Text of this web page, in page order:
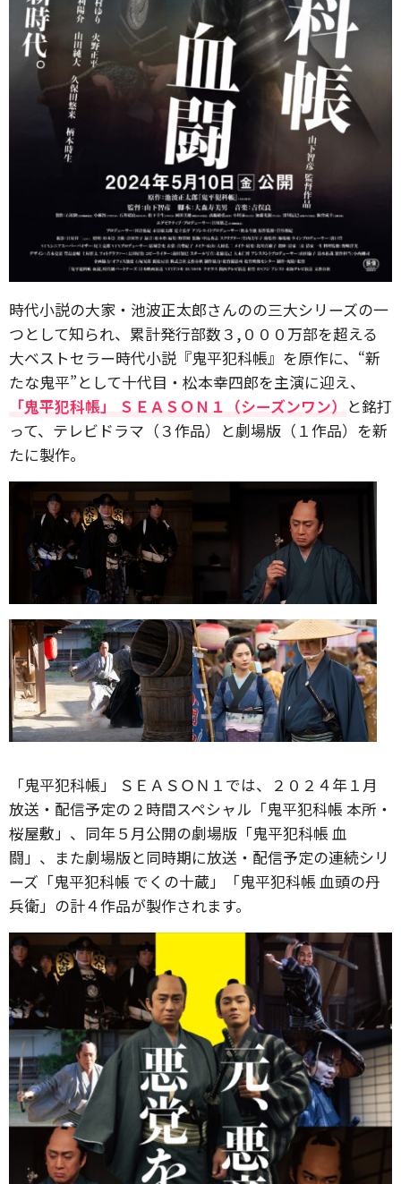
時代小説の大家・池波正太郎さんのの三大シリーズの一
つとして知られ、累計発行部数３,０００万部を超える
大ベストセラー時代小説『鬼平犯科帳』を原作に、“新
たな鬼平”として十代目・松本幸四郎を主演に迎え、
「鬼平犯科帳」 ＳＥＡＳＯＮ１（シーズンワン） と銘打
って、テレビドラマ（３作品）と劇場版（１作品）を新
たに製作。
「鬼平犯科帳」 ＳＥＡＳＯＮ１では、２０２４年１月
放送・配信予定の２時間スペシャル「鬼平犯科帳 本所・
桜屋敷」、同年５月公開の劇場版「鬼平犯科帳 血
闘」、また劇場版と同時期に放送・配信予定の連続シリ
ーズ「鬼平犯科帳 でくの十蔵」「鬼平犯科帳 血頭の丹
兵衛」の計４作品が製作されます。